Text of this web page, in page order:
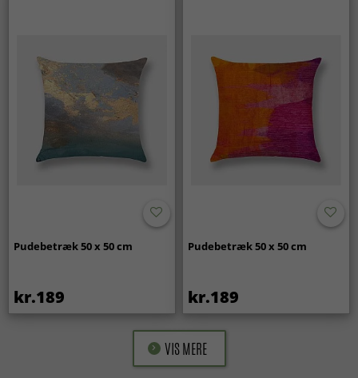
Pudebetræk 50 x 50 cm
kr.189
Pudebetræk 50 x 50 cm
kr.189
VIS MERE